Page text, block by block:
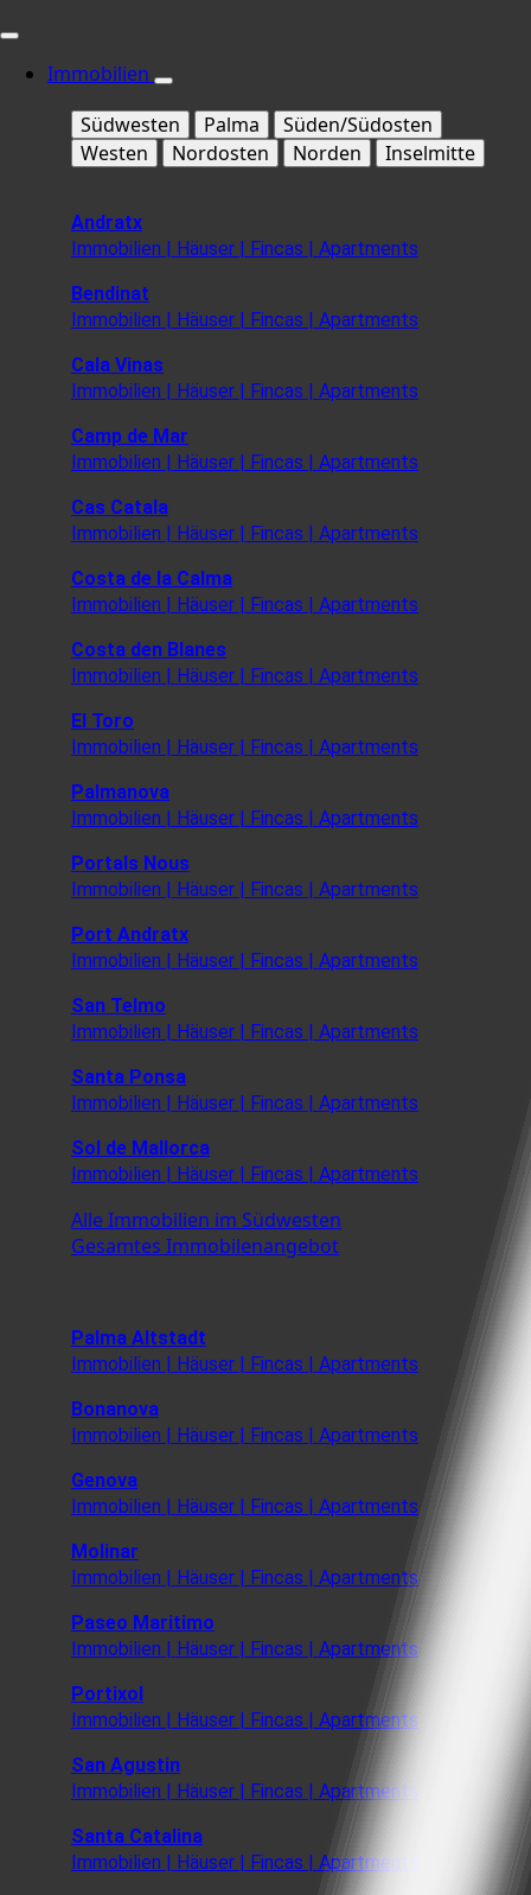
Immobilien
Südwesten
Palma
Süden/Südosten
Westen
Nordosten Norden Inselmitte
Andratx
Immobilien | Häuser | Fincas | Apartments
Bendinat
Immobilien | Häuser | Fincas | Apartments
Cala Vinas
Immobilien | Häuser | Fincas | Apartments
Camp de Mar
Immobilien | Häuser | Fincas | Apartments
Cas Catala
Immobilien | Häuser | Fincas | Apartments
Costa de la Calma
Immobilien | Häuser | Fincas | Apartments
Costa den Blanes
Immobilien | Häuser | Fincas | Apartments
El Toro
Immobilien | Häuser | Fincas | Apartments
Palmanova
Immobilien | Häuser | Fincas | Apartments
Portals Nous
Immobilien | Häuser | Fincas | Apartments
Port Andratx
Immobilien | Häuser | Fincas | Apartments
San Telmo
Immobilien | Häuser | Fincas | Apartments
Santa Ponsa
Immobilien | Häuser | Fincas | Apartments
Sol de Mallorca
Immobilien | Häuser | Fincas | Apartments
Alle Immobilien im Südwesten
Gesamtes Immobilenangebot
Palma Altstadt
Immobilien | Häuser | Fincas | Apartments
Bonanova
Immobilien | Häuser | Fincas | Apartments
Genova
Immobilien | Häuser | Fincas | Apartments
Molinar
Immobilien | Häuser | Fincas | Apartments
Paseo Maritimo
Immobilien | Häuser | Fincas | Apartments
Portixol
Immobilien | Häuser | Fincas | Apartments
San Agustin
Immobilien | Häuser | Fincas | Apartments
Santa Catalina
Immobilien | Häuser | Fincas | Apartments